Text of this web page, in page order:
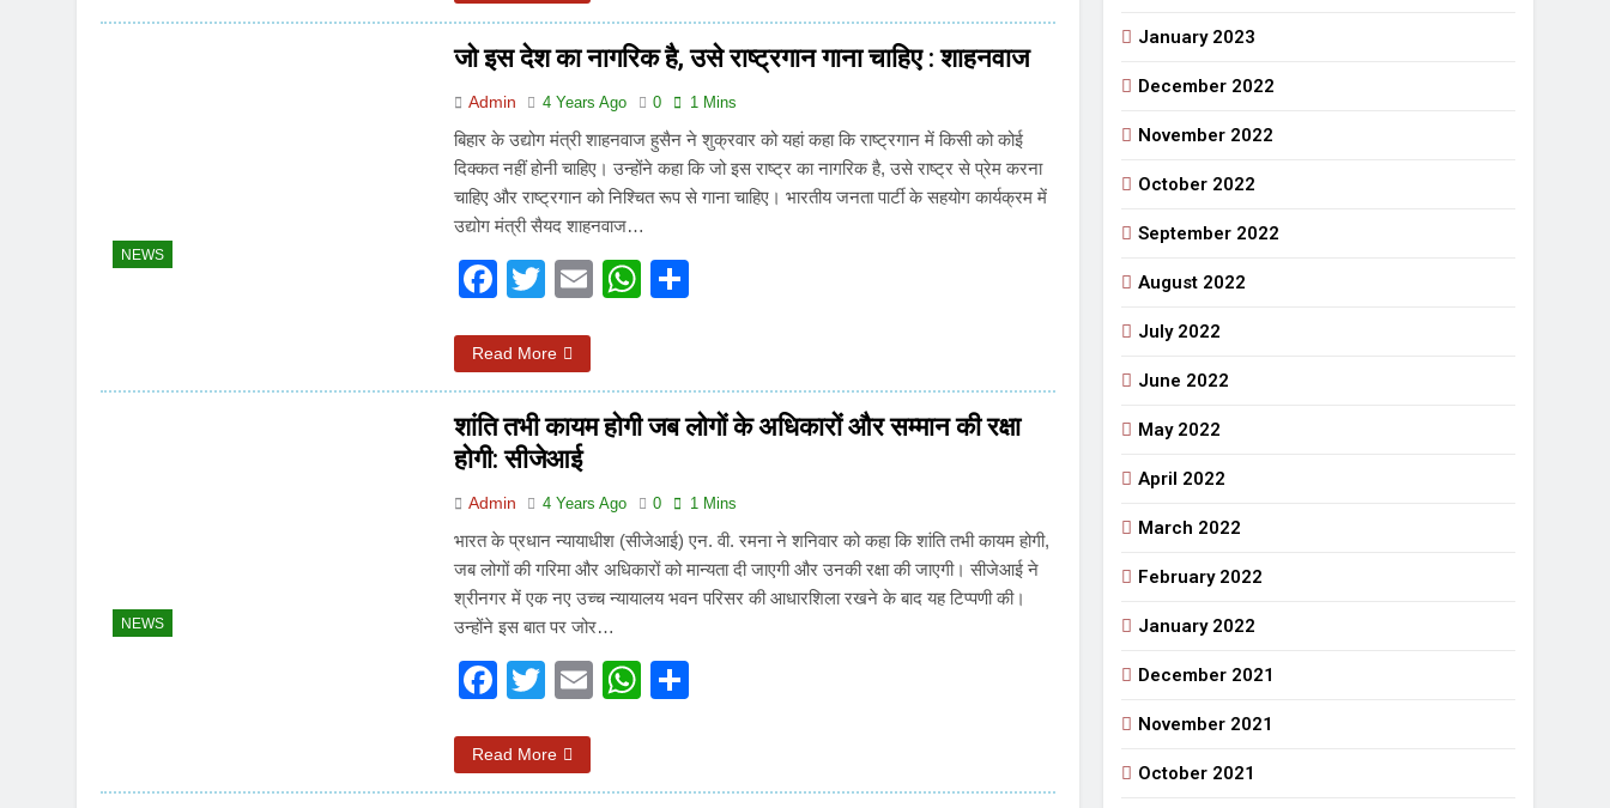
NEWS
जो इस देश का नागरिक है, उसे राष्ट्रगान गाना चाहिए : शाहनवाज
Admin 4 Years Ago 0 1 Mins
बिहार के उद्योग मंत्री शाहनवाज हुसैन ने शुक्रवार को यहां कहा कि राष्ट्रगान में किसी को कोई
दिक्कत नहीं होनी चाहिए। उन्होंने कहा कि जो इस राष्ट्र का नागरिक है, उसे राष्ट्र से प्रेम करना
चाहिए और राष्ट्रगान को निश्चित रूप से गाना चाहिए। भारतीय जनता पार्टी के सहयोग कार्यक्रम में
उद्योग मंत्री सैयद शाहनवाज…
Facebook
Twitter
EmailWhatsApp
Read More
NEWS
शांति तभी कायम होगी जब लोगों के अधिकारों और सम्मान की रक्षा
होगी: सीजेआई
Admin 4 Years Ago 0 1 Mins
भारत के प्रधान न्यायाधीश (सीजेआई) एन. वी. रमना ने शनिवार को कहा कि शांति तभी कायम होगी,
जब लोगों की गरिमा और अधिकारों को मान्यता दी जाएगी और उनकी रक्षा की जाएगी। सीजेआई ने
श्रीनगर में एक नए उच्च न्यायालय भवन परिसर की आधारशिला रखने के बाद यह टिप्पणी की।
उन्होंने इस बात पर जोर…
Facebook
Twitter
EmailWhatsApp
Read More
January 2023
December 2022
November 2022
October 2022
September 2022
August 2022
July 2022
June 2022
May 2022
April 2022
March 2022
February 2022
January 2022
December 2021
November 2021
October 2021